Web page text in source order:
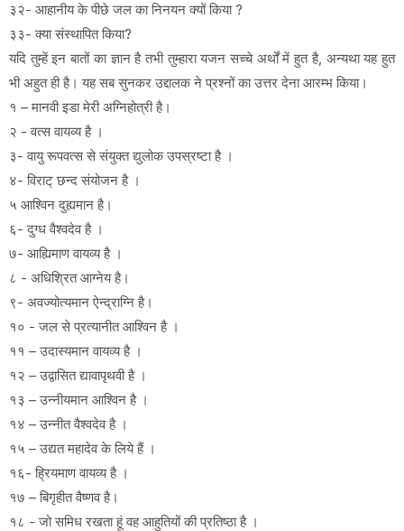
३२- आहानीय के पीछे जल का निनयन क्यों किया ?
३३- क्या संस्थापित किया?
यदि तुम्हें इन बातों का ज्ञान है तभी तुम्हारा यजन सच्चे अर्थों में हुत है, अन्यथा यह हुत
भी अहुत ही है। यह सब सुनकर उद्दालक ने प्रश्नों का उत्तर देना आरम्भ किया।
१ – मानवी इडा मेरी अग्निहोत्री है।
२ - वत्स वायव्य है ।
३- वायु रूपवत्स से संयुक्त द्युलोक उपस्रष्टा है ।
४- विराट् छन्द संयोजन है ।
५ आश्विन दुह्यमान है।
६- दुग्ध वैश्वदेव है ।
७- आह्यिमाण वायव्य है ।
८ - अधिश्रित आग्नेय है।
९- अवज्योत्यमान ऐन्द्राग्नि है।
१० - जल से प्रत्यानीत आश्विन है ।
११ – उदास्यमान वायव्य है ।
१२ – उद्वासित द्यावापृथवी है ।
१३ – उन्नीयमान आश्विन है ।
१४ – उन्नीत वैश्वदेव है ।
१५ – उद्यत महादेव के लिये हैं ।
१६- ह्रियमाण वायव्य है ।
१७ – बिगृहीत वैष्णव है।
१८ - जो समिध रखता हूं वह आहुतियों की प्रतिष्ठा है ।